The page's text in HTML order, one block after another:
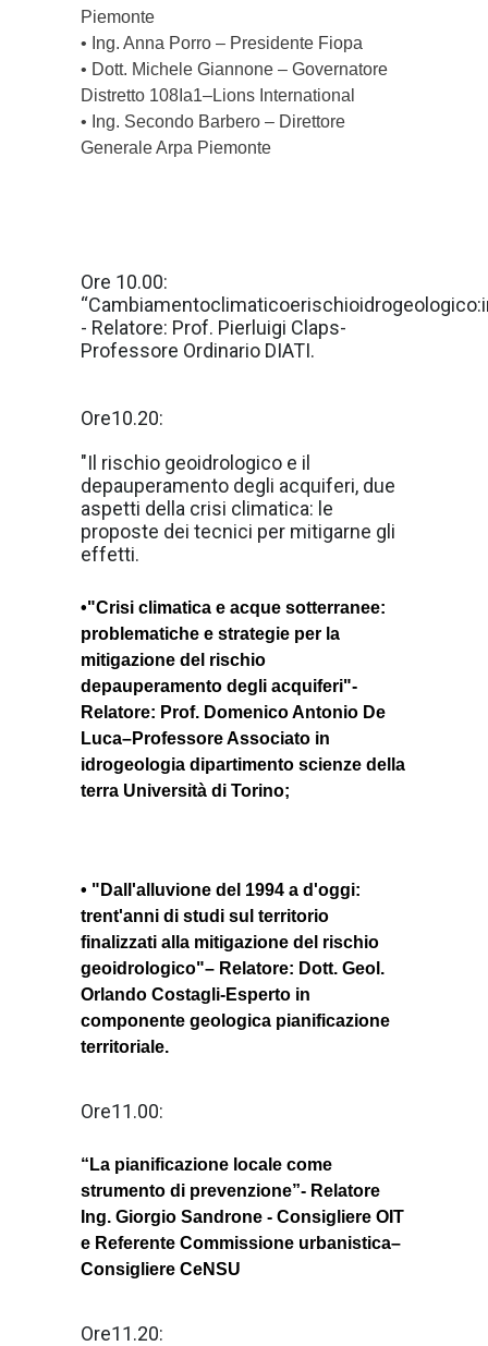
Piemonte
• Ing. Anna Porro – Presidente Fiopa
• Dott. Michele Giannone – Governatore
Distretto 108Ia1–Lions International
• Ing. Secondo Barbero – Direttore
Generale Arpa Piemonte
Ore 10.00:
- Relatore: Prof. Pierluigi Claps-
Professore Ordinario DIATI.
Ore10.20:
"Il rischio geoidrologico e il
depauperamento degli acquiferi, due
aspetti della crisi climatica: le
proposte dei tecnici per mitigarne gli
effetti.
•"Crisi climatica e acque sotterranee:
problematiche e strategie per la
mitigazione del rischio
depauperamento degli acquiferi"-
Relatore: Prof. Domenico Antonio De
Luca–Professore Associato in
idrogeologia dipartimento scienze della
terra Università di Torino;
• "Dall'alluvione del 1994 a d'oggi:
trent'anni di studi sul territorio
finalizzati alla mitigazione del rischio
geoidrologico"– Relatore: Dott. Geol.
Orlando Costagli-Esperto in
componente geologica pianificazione
territoriale.
Ore11.00:
“La pianificazione locale come
strumento di prevenzione”- Relatore
Ing. Giorgio Sandrone - Consigliere OIT
e Referente Commissione urbanistica–
Consigliere CeNSU
Ore11.20: